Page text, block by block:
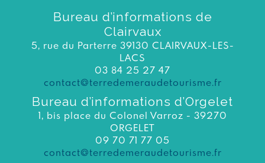
Bureau d’informations de
Clairvaux
5, rue du Parterre 39130 CLAIRVAUX-LES-
LACS
03 84 25 27 47
contact@terredemeraudetourisme.fr
Bureau d’informations d’Orgelet
1, bis place du Colonel Varroz - 39270
ORGELET
09 70 71 77 05
contact@terredemeraudetourisme.fr